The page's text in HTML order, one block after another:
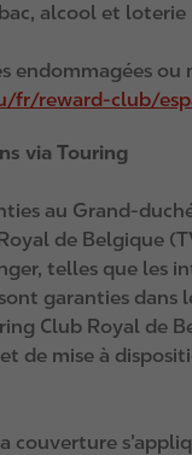
alcool et
endommagées
fr/reward-club/
via Touring
au Grand-
de Belgique
telles que
garanties
Club Royal de
de mise à